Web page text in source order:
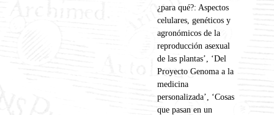
¿para qué?: Aspectos
celulares, genéticos y
agronómicos de la
reproducción asexual
de las plantas’, ‘Del
Proyecto Genoma a la
medicina
personalizada’, ‘Cosas
que pasan en un